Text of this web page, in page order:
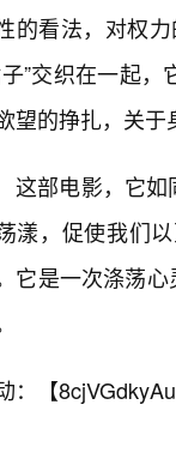
的看法，对权
子”交织在一起
望的挣扎，关
这部电影，它
漾，促使我们
它是一次涤荡
：【